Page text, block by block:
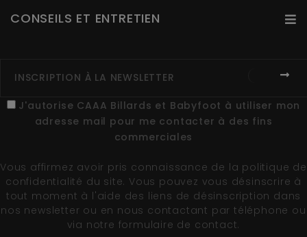
CONSEILS ET ENTRETIEN
J'autorise CAAA Billards et Babyfoot à utiliser mon
adresse mail pour me contacter à des fins
commerciales
Vous affirmez avoir pris connaissance de la politique de
confidentialité du site. Vous pouvez vous désinscrire à
tout moment à l'aide des liens de désinscription dans
nos newsletter ou en nous contactant par téléphone ou
via notre formulaire de contact.